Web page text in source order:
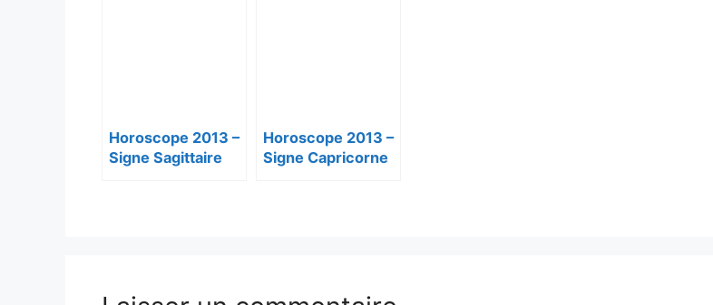
Horoscope 2013 –
Signe Sagittaire
Horoscope 2013 –
Signe Capricorne